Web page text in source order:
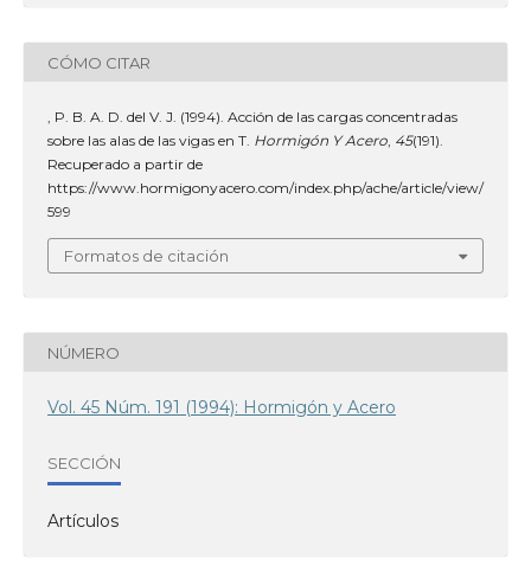
CÓMO CITAR
, P. B. A. D. del V. J. (1994). Acción de las cargas concentradas
sobre las alas de las vigas en T. Hormigón Y Acero, 45(191).
Recuperado a partir de
https://www.hormigonyacero.com/index.php/ache/article/view/
599
Formatos de citación
NÚMERO
Vol. 45 Núm. 191 (1994): Hormigón y Acero
SECCIÓN
Artículos